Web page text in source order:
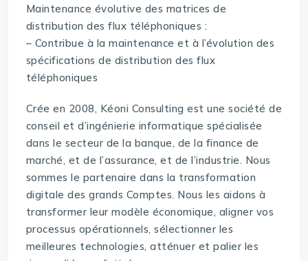
Maintenance évolutive des matrices de
distribution des flux téléphoniques :
– Contribue à la maintenance et à l’évolution des
spécifications de distribution des flux
téléphoniques
Crée en 2008, Kéoni Consulting est une société de
conseil et d’ingénierie informatique spécialisée
dans le secteur de la banque, de la finance de
marché, et de l’assurance, et de l’industrie. Nous
sommes le partenaire dans la transformation
digitale des grands Comptes. Nous les aidons à
transformer leur modèle économique, aligner vos
processus opérationnels, sélectionner les
meilleures technologies, atténuer et palier les